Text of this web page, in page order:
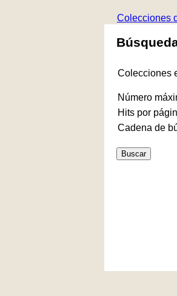
Colecciones
Colecciones
Número
Hits por
Cadena de